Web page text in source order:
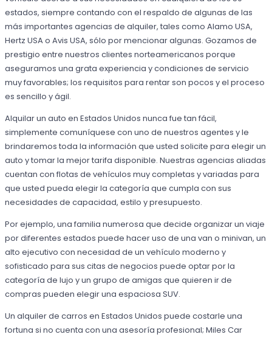
estados, siempre contando con el respaldo de algunas de las
más importantes agencias de alquiler, tales como Alamo USA,
Hertz USA o Avis USA, sólo por mencionar algunas. Gozamos de
prestigio entre nuestros clientes norteamericanos porque
aseguramos una grata experiencia y condiciones de servicio
muy favorables; los requisitos para rentar son pocos y el proceso
es sencillo y ágil.
Alquilar un auto en Estados Unidos nunca fue tan fácil,
simplemente comuníquese con uno de nuestros agentes y le
brindaremos toda la información que usted solicite para elegir un
auto y tomar la mejor tarifa disponible. Nuestras agencias aliadas
cuentan con flotas de vehículos muy completas y variadas para
que usted pueda elegir la categoría que cumpla con sus
necesidades de capacidad, estilo y presupuesto.
Por ejemplo, una familia numerosa que decide organizar un viaje
por diferentes estados puede hacer uso de una van o minivan, un
alto ejecutivo con necesidad de un vehículo moderno y
sofisticado para sus citas de negocios puede optar por la
categoría de lujo y un grupo de amigas que quieren ir de
compras pueden elegir una espaciosa SUV.
Un alquiler de carros en Estados Unidos puede costarle una
fortuna si no cuenta con una asesoría profesional; Miles Car